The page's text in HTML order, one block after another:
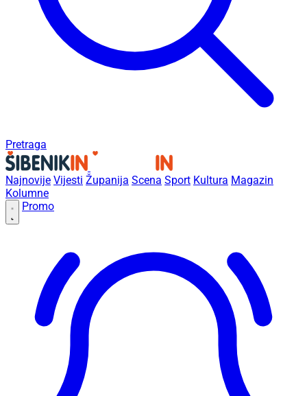
Pretraga
Najnovije Vijesti Županija Scena Sport Kultura Magazin
Kolumne
Promo